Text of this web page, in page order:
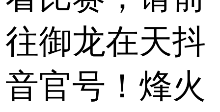
往御龙在天抖
音官号！烽火